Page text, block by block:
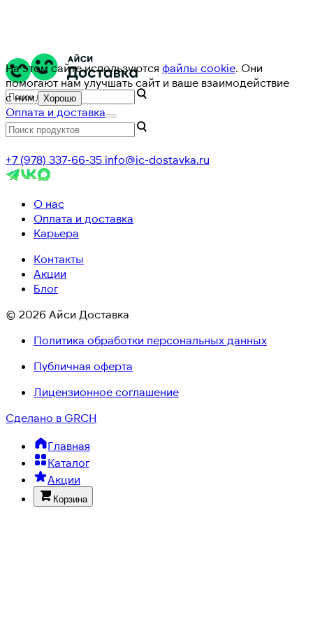
На этом сайте используются файлы cookie. Они
помогают нам улучшать сайт и ваше взаимодействие
с ним. Хорошо
Оплата и доставка
+7 (978) 337-66-35 info@ic-dostavka.ru
О нас
Оплата и доставка
Карьера
Контакты
Акции
Блог
© 2026 Айси Доставка
Политика обработки персональных данных
Публичная оферта
Лицензионное соглашение
Сделано в GRCH
Главная
Каталог
Акции
Корзина